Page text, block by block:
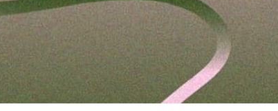
Concertcheque
Over AB